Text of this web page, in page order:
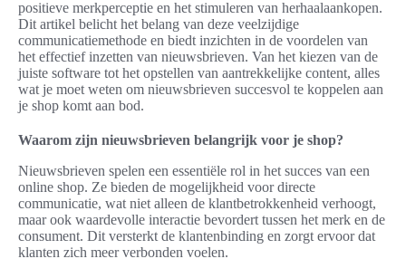
positieve merkperceptie en het stimuleren van herhaalaankopen.
Dit artikel belicht het belang van deze veelzijdige
communicatiemethode en biedt inzichten in de voordelen van
het effectief inzetten van nieuwsbrieven. Van het kiezen van de
juiste software tot het opstellen van aantrekkelijke content, alles
wat je moet weten om nieuwsbrieven succesvol te koppelen aan
je shop komt aan bod.
Waarom zijn nieuwsbrieven belangrijk voor je shop?
Nieuwsbrieven spelen een essentiële rol in het succes van een
online shop. Ze bieden de mogelijkheid voor directe
communicatie, wat niet alleen de klantbetrokkenheid verhoogt,
maar ook waardevolle interactie bevordert tussen het merk en de
consument. Dit versterkt de klantenbinding en zorgt ervoor dat
klanten zich meer verbonden voelen.